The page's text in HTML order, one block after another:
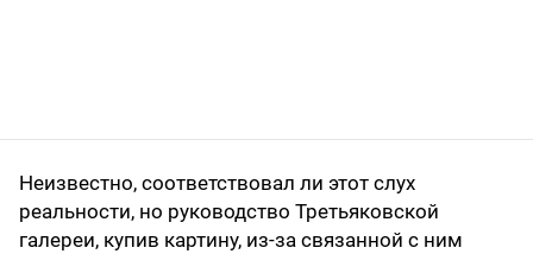
Неизвестно, соответствовал ли этот слух
реальности, но руководство Третьяковской
галереи, купив картину, из-за связанной с ним